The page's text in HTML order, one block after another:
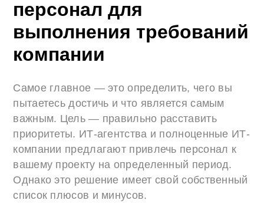
персонал для
выполнения требований
компании
Самое главное — это определить, чего вы
пытаетесь достичь и что является самым
важным. Цель — правильно расставить
приоритеты. ИТ-агентства и полноценные ИТ-
компании предлагают привлечь персонал к
вашему проекту на определенный период.
Однако это решение имеет свой собственный
список плюсов и минусов.